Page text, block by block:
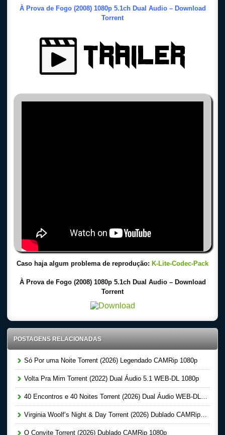
À Prova de Fogo (2008) 1080p 5.1ch Dual Audio – Download
Torrent
Caso haja algum problema de reprodução: K-Lite-Codec-Pack
À Prova de Fogo (2008) 1080p 5.1ch Dual Audio – Download
Torrent
POSTAGENS RELACIONADAS
Só Por uma Noite Torrent (2026) Legendado CAMRip 1080p
Volta Pra Mim Torrent (2022) Dual Áudio 5.1 WEB-DL 1080p
40 Encontros e 40 Noites Torrent (2026) Dual Áudio WEB-DL 1080p
Virginia Woolf’s Night & Day Torrent (2026) Dublado CAMRip 1080p
O Convite Torrent (2026) Dublado CAMRip 1080p